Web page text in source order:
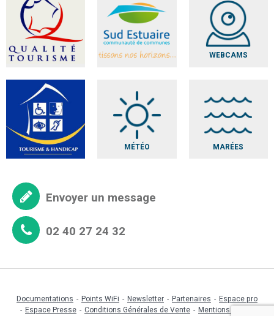
WEBCAMS
MÉTÉO MARÉES
Envoyer un message
02 40 27 24 32
Documentations Points WiFi Newsletter Partenaires
Espace pro
Espace Presse
Conditions Générales de Vente
Mentions légales